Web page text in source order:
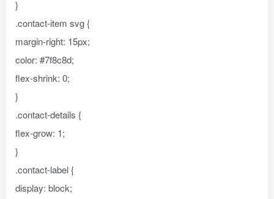
}
.contact-item svg {
margin-right: 15px;
color: #7f8c8d;
flex-shrink: 0;
}
.contact-details {
flex-grow: 1;
}
.contact-label {
display: block;